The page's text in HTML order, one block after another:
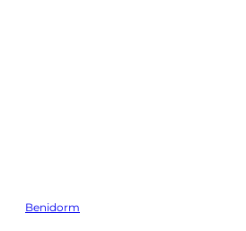
Benidorm